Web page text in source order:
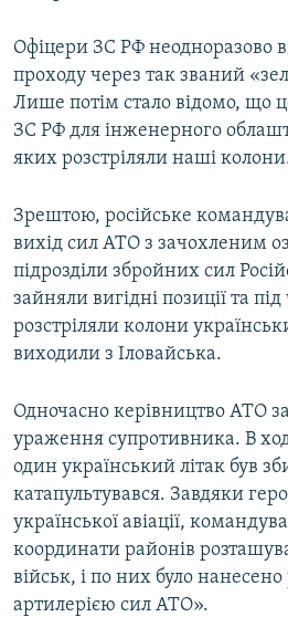
Офіцери ЗС РФ неодноразово
проходу через так званий
Лише потім стало відомо, що
ЗС РФ для інженерного
яких розстріляли наші
Зрештою, російське
вихід сил АТО з зачохленим
підрозділи збройних сил
зайняли вигідні позиції та
розстріляли колони
виходили з Іловайська.
Одночасно керівництво АТО
ураження супротивника. В
один український літак був
катапультувався. Завдяки
української авіації,
координати районів
військ, і по них було
артилерією сил АТО».